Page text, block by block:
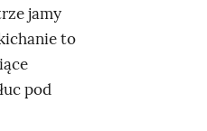
jamy
to
pod